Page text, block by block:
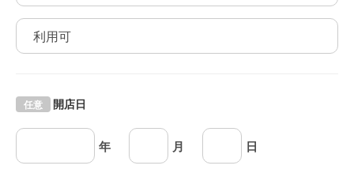
利用可
開店日
任意
年 月 日